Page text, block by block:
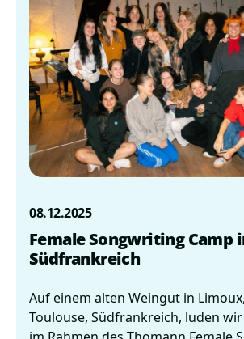
08.12.2025
Female Songwriting Camp
Südfrankreich
Auf einem alten Weingut in
Toulouse, Südfrankreich, luden